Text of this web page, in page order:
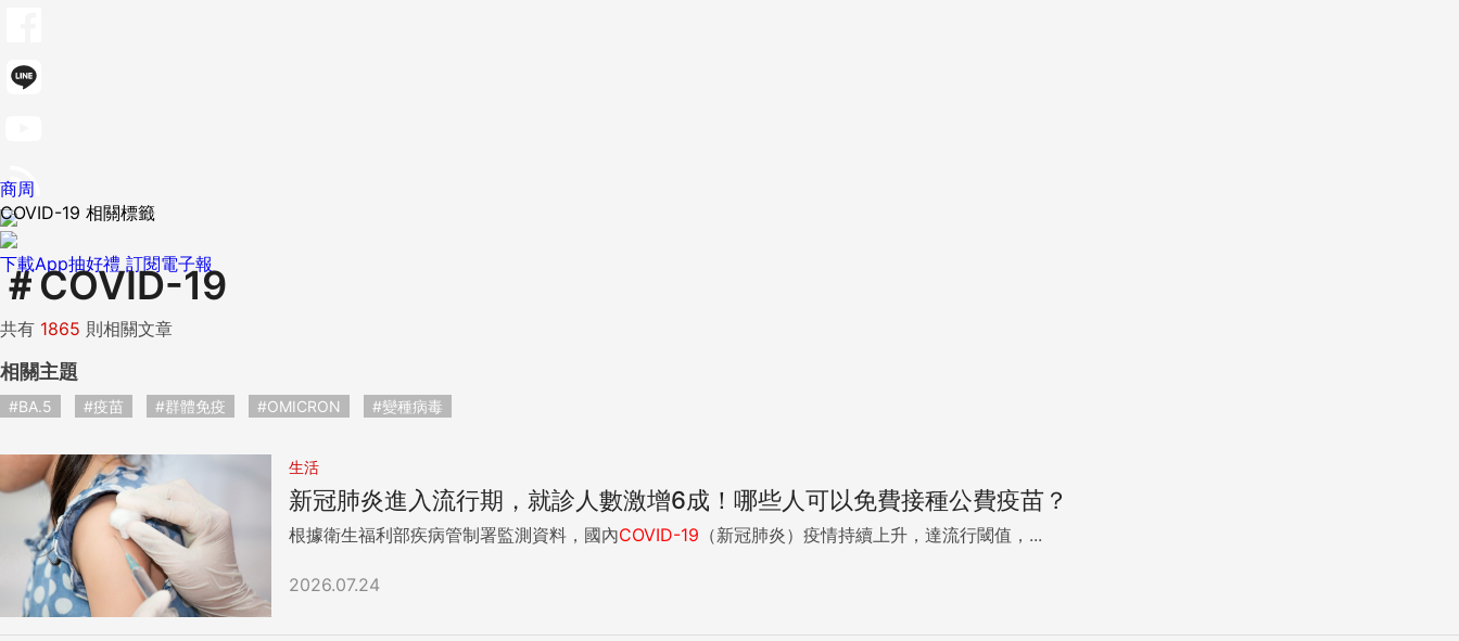
下載App抽好禮 訂閱電子報
商周
COVID-19 相關標籤
＃COVID-19
共有 1865 則相關文章
相關主題
#BA.5 #疫苗 #群體免疫 #OMICRON #變種病毒
生活
新冠肺炎進入流行期，就診人數激增6成！哪些人可以免費接種公費疫苗？
根據衛生福利部疾病管制署監測資料，國內COVID-19 （新冠肺炎）疫情持續上升，達流行閾值，...
2026.07.24